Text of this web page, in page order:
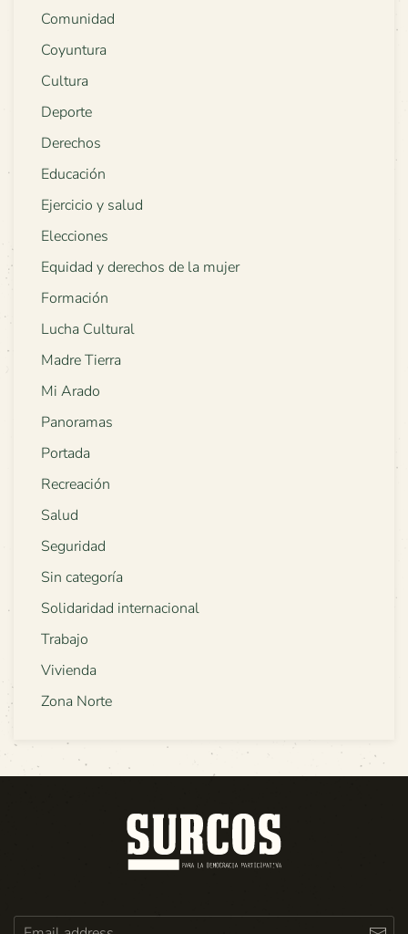
Comunidad
Coyuntura
Cultura
Deporte
Derechos
Educación
Ejercicio y salud
Elecciones
Equidad y derechos de la mujer
Formación
Lucha Cultural
Madre Tierra
Mi Arado
Panoramas
Portada
Recreación
Salud
Seguridad
Sin categoría
Solidaridad internacional
Trabajo
Vivienda
Zona Norte